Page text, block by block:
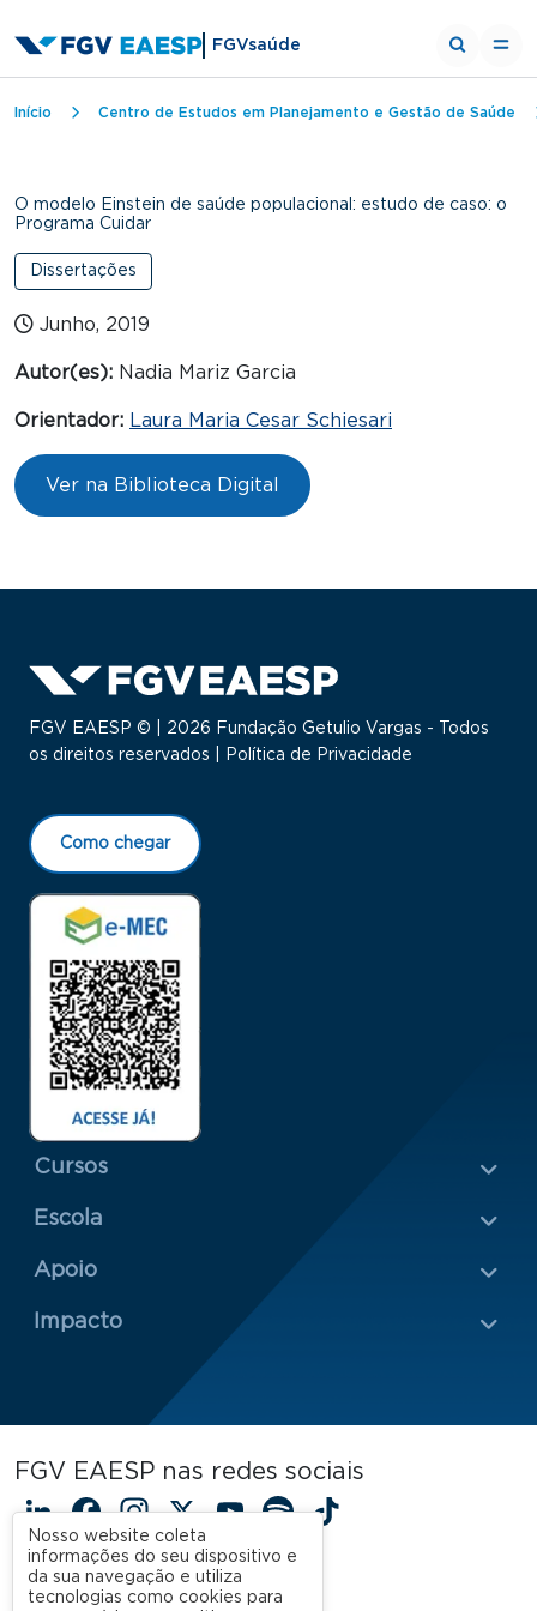
FGVsaúde
Trilha de navegação
Início Centro de Estudos em Planejamento e Gestão de Saúde
O modelo Einstein de saúde populacional: estudo de caso: o
Programa Cuidar
Dissertações
Junho, 2019
Autor(es): Nadia Mariz Garcia
Orientador: Laura Maria Cesar Schiesari
Ver na Biblioteca Digital
FGV EAESP © | 2026 Fundação Getulio Vargas - Todos
os direitos reservados |
Política de Privacidade
Como chegar
Menu Rodapé 1
Cursos
Escola
Rodapé 2
Apoio
Impacto
FGV EAESP nas redes sociais
LinkedIn
Facebook
Instagram
X YouTube
Spotify
Nosso website coleta
informações do seu dispositivo e
da sua navegação e utiliza
tecnologias como cookies para